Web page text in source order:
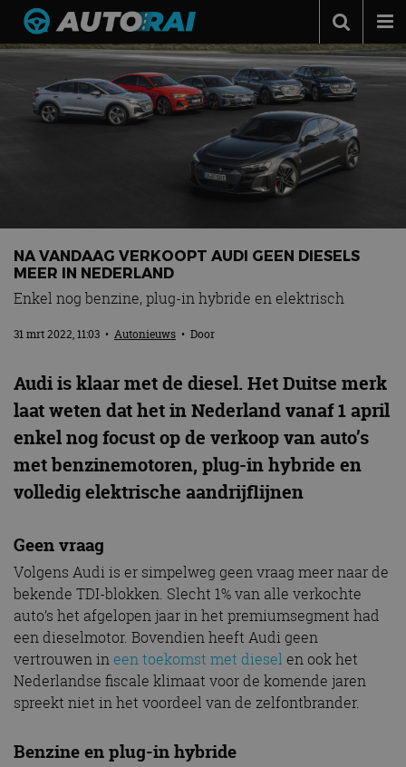
Autonieuws
Podcast
Contact
MotorRAI.nl
NA VANDAAG VERKOOPT AUDI GEEN DIESELS
MEER IN NEDERLAND
Enkel nog benzine, plug-in hybride en elektrisch
31 mrt 2022, 11:03 • Autonieuws • Door
Audi is klaar met de diesel. Het Duitse merk
laat weten dat het in Nederland vanaf 1 april
enkel nog focust op de verkoop van auto’s
met benzinemotoren, plug-in hybride en
volledig elektrische aandrijflijnen
Geen vraag
Volgens Audi is er simpelweg geen vraag meer naar de
bekende TDI-blokken. Slecht 1% van alle verkochte
auto’s het afgelopen jaar in het premiumsegment had
een dieselmotor. Bovendien heeft Audi geen
vertrouwen ineen toekomst met diesel en ook het
Nederlandse fiscale klimaat voor de komende jaren
spreekt niet in het voordeel van de zelfontbrander.
Benzine en plug-in hybride